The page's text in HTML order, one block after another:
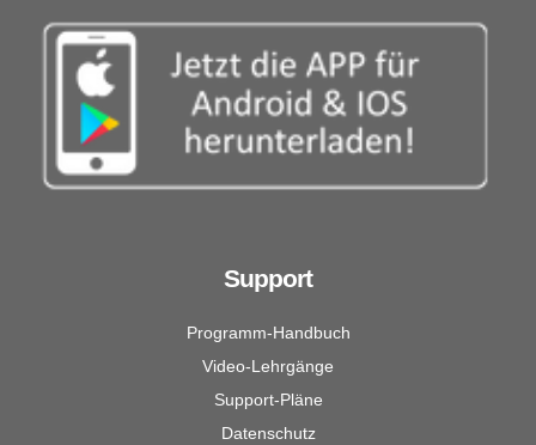
Support
Programm-Handbuch
Video-Lehrgänge
Support-Pläne
Datenschutz